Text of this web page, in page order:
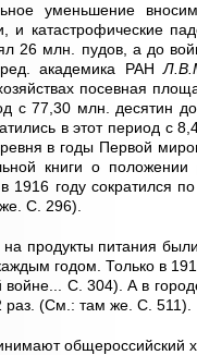
уменьшение
и катастрофические
26 млн. пудов, а до
академика РАН
посевная
с 77,30 млн.
в этот период с
в годы Первой
книги о положении
году сократился
С. 296).
продукты питания
годом. Только в
С. 304). А в
раз. (См.: там же. С. 511).
общероссийский